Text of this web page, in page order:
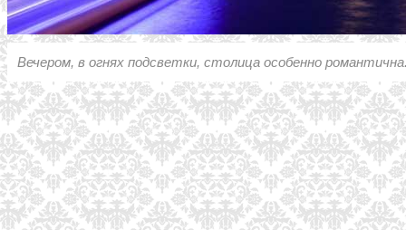
Вечером, в огнях подсветки, столица особенно